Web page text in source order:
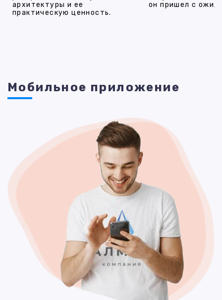
архитектуры и ее
практическую ценность.
он пришел с
Мобильное приложение